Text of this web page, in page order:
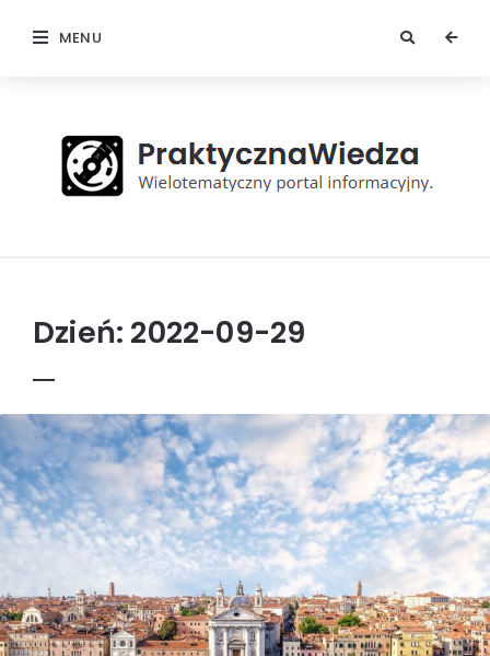
MENU
Dzień: 2022-09-29